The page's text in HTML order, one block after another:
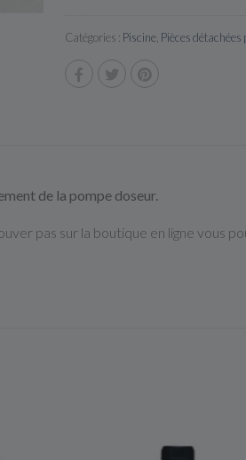
Catégories : Piscine, Pièces détachées
de la pompe doseur.
pas sur la boutique en ligne vous